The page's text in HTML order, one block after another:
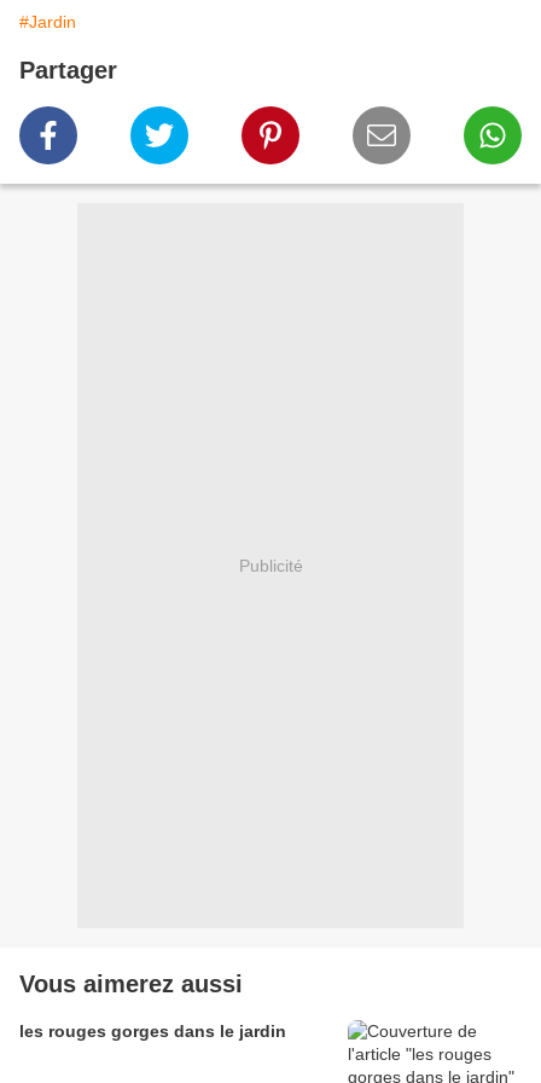
#Jardin
Partager
Publicité
Vous aimerez aussi
les rouges gorges dans le jardin